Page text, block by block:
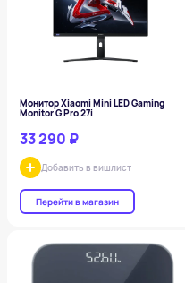
Монитор Xiaomi Mini LED Gaming
Monitor G Pro 27i
33 290 ₽
Добавить в вишлист
Перейти в магазин